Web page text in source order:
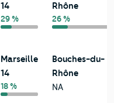
14
29 %
Rhône
26 %
Marseille
14
18 %
Bouches-du-
Rhône
NA